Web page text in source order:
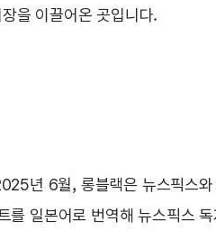
을 이끌어온 곳입니다.
년 6월, 롱블랙은 뉴스픽스
일본어로 번역해 뉴스픽스